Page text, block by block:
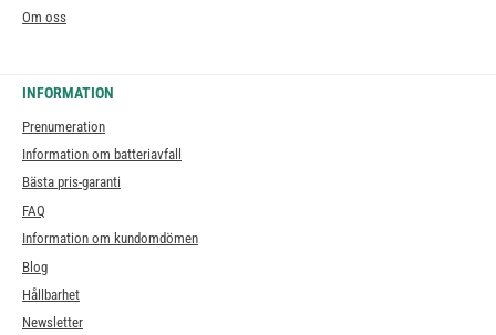
Om oss
INFORMATION
Prenumeration
Information om batteriavfall
Bästa pris-garanti
FAQ
Information om kundomdömen
Blog
Hållbarhet
Newsletter